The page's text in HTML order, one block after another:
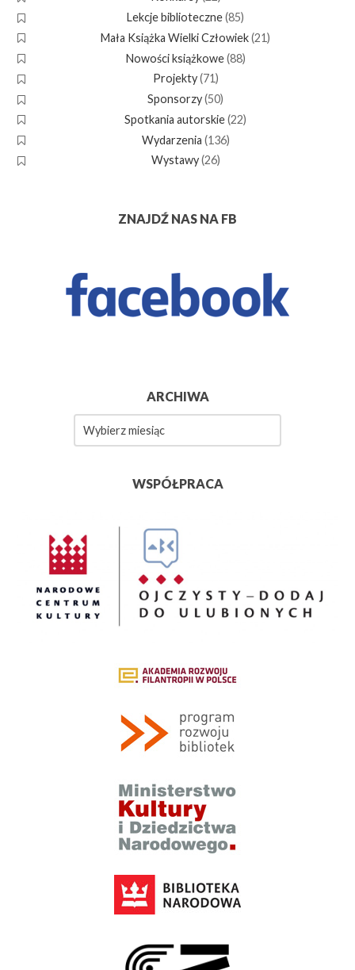
Lekcje biblioteczne(85)
Mała Książka Wielki Człowiek(21)
Nowości książkowe(88)
Projekty(71)
Sponsorzy(50)
Spotkania autorskie(22)
Wydarzenia (136)
Wystawy(26)
ZNAJDŹ NAS NA FB
ARCHIWA
WSPÓŁPRACA